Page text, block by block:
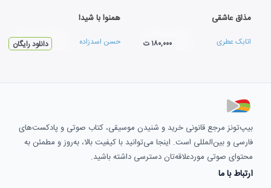
مذاق عاشقی
اتابک عطری ۱۸۰,۰۰۰ ت
همنوا با شيدا
حسن اسدزاده دانلود رایگان
بیپ‌تونز مرجع قانونی خرید و شنیدن موسیقی، کتاب صوتی و پادکست‌های
فارسی و بین‌المللی است. اینجا می‌توانید با کیفیت بالا، به‌روز و مطمئن به
محتوای صوتی موردعلاقه‌تان دسترسی داشته باشید.
ارتباط با ما